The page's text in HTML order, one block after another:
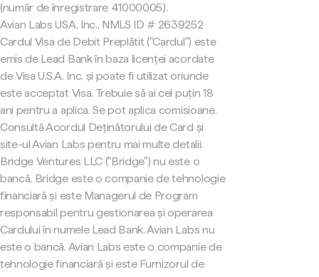
(număr de înregistrare 41000005).
Avian Labs USA, Inc., NMLS ID # 2639252
Cardul Visa de Debit Preplătit ("Cardul") este
emis de Lead Bank în baza licenței acordate
de Visa U.S.A. Inc. și poate fi utilizat oriunde
este acceptat Visa. Trebuie să ai cel puțin 18
ani pentru a aplica. Se pot aplica comisioane.
Consultă Acordul Deținătorului de Card și
site-ul Avian Labs pentru mai multe detalii.
Bridge Ventures LLC ("Bridge") nu este o
bancă. Bridge este o companie de tehnologie
financiară și este Managerul de Program
responsabil pentru gestionarea și operarea
Cardului în numele Lead Bank. Avian Labs nu
este o bancă. Avian Labs este o companie de
tehnologie financiară și este Furnizorul de